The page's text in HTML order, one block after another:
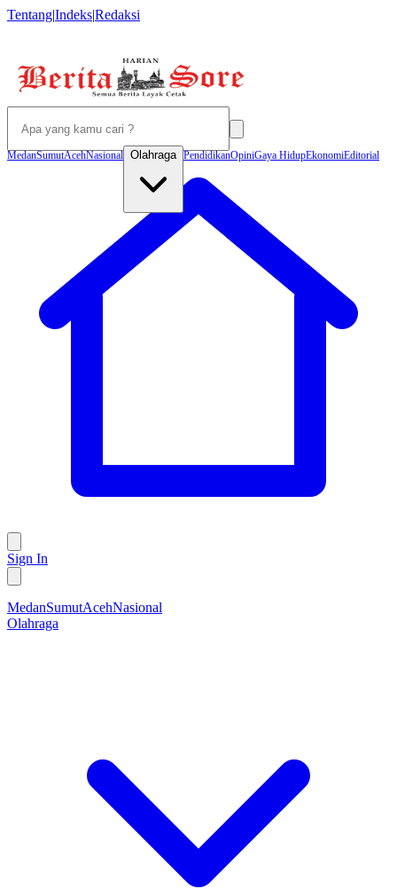
Tentang|Indeks|Redaksi
MedanSumutAcehNasional Olahraga PendidikanOpiniGaya HidupEkonomiEditorial
Sign In
MedanSumutAcehNasional
Olahraga